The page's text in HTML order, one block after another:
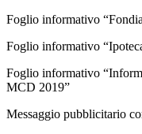
Foglio informativo
Foglio informativo
Foglio informativo
MCD 2019”
Messaggio pubblicitario